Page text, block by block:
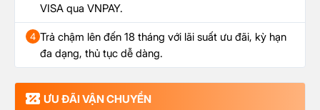
VISA qua VNPAY.
4 Trả chậm lên đến 18 tháng với lãi suất ưu đãi, kỳ hạn
đa dạng, thủ tục dễ dàng.
ƯU ĐÃI VẬN CHUYỂN